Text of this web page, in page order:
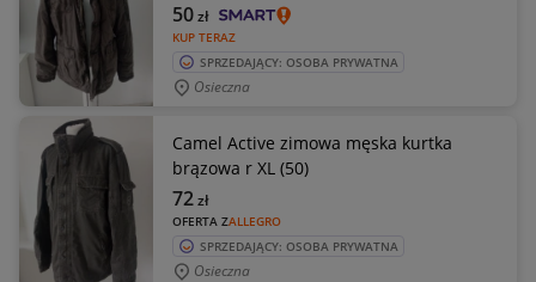
KUP TERAZ
50zł
SPRZEDAJĄCY: OSOBA PRYWATNA
Osieczna
Camel Active zimowa męska kurtka
brązowa r XL (50)
OFERTA ZALLEGRO
72zł
SPRZEDAJĄCY: OSOBA PRYWATNA
Osieczna